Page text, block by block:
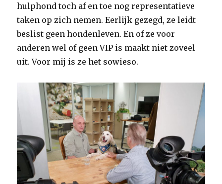
hulphond toch af en toe nog representatieve
taken op zich nemen. Eerlijk gezegd, ze leidt
beslist geen hondenleven. En of ze voor
anderen wel of geen VIP is maakt niet zoveel
uit. Voor mij is ze het sowieso.